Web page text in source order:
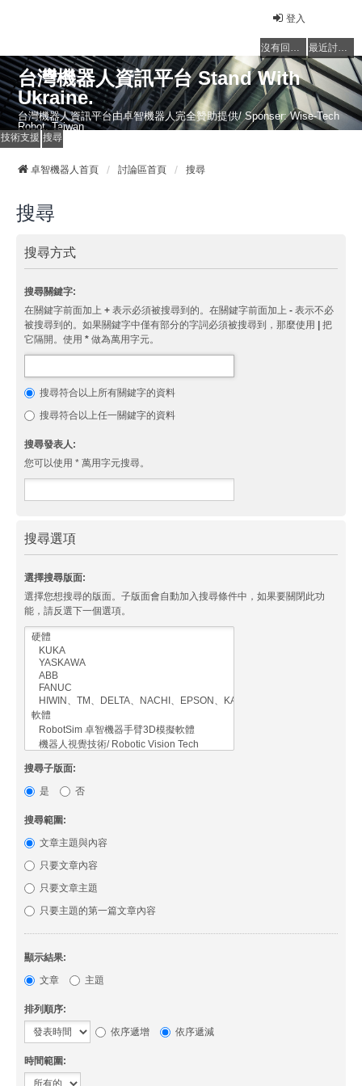
登入
沒有回覆的主題 最近討論的主題
台灣機器人資訊平台 Stand With
Ukraine.
台灣機器人資訊平台由卓智機器人完全贊助提供/ Sponser: Wise-Tech
Robot, Taiwan
技術支援 搜尋
卓智機器人首頁 討論區首頁 搜尋
搜尋
搜尋方式
搜尋關鍵字:
在關鍵字前面加上 + 表示必須被搜尋到的。在關鍵字前面加上 - 表示不必
被搜尋到的。如果關鍵字中僅有部分的字詞必須被搜尋到，那麼使用 | 把
它隔開。使用 * 做為萬用字元。
搜尋符合以上所有關鍵字的資料
搜尋符合以上任一關鍵字的資料
搜尋發表人:
您可以使用 * 萬用字元搜尋。
搜尋選項
選擇搜尋版面:
選擇您想搜尋的版面。子版面會自動加入搜尋條件中，如果要關閉此功
能，請反選下一個選項。
搜尋子版面:
是
否
搜尋範圍:
文章主題與內容
只要文章內容
只要文章主題
只要主題的第一篇文章內容
顯示結果:
文章
主題
排列順序:
依序遞增
依序遞減
時間範圍: